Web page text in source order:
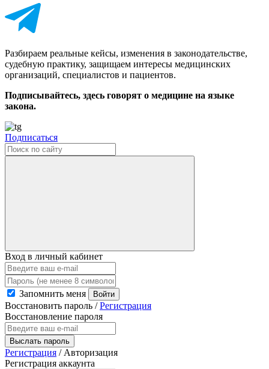
Разбираем реальные кейсы, изменения в законодательстве,
судебную практику, защищаем интересы медицинских
организаций, специалистов и пациентов.
Подписывайтесь, здесь говорят о медицине на языке
закона.
Подписаться
Вход в личный кабинет
Запомнить меня Войти
Восстановить пароль /Регистрация
Восстановление пароля
Выслать пароль
Регистрация / Авторизация
Регистрация аккаунта